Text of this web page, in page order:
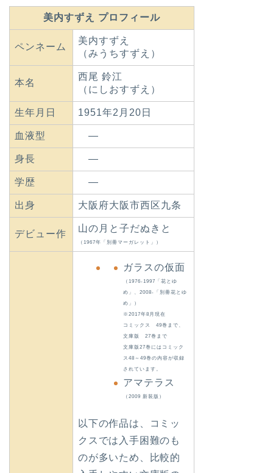
美内すずえ プロフィール
ペンネーム
美内すずえ
（みうちすずえ）
本名
西尾 鈴江
（にしおすずえ）
生年月日 1951年2月20日
血液型 ―
身長 ―
学歴 ―
出身 大阪府大阪市西区九条
デビュー作
山の月と子だぬきと
（1967年「別冊マーガレット」）
ガラスの仮面
（1976-1997「花とゆ
め」、2008-「別冊花とゆ
め」）
※2017年8月現在
コミックス 49巻まで、
文庫版 27巻まで
文庫版27巻にはコミック
ス48～49巻の内容が収録
されています。
アマテラス
（2009 新装版）
以下の作品は、コミッ
クスでは入手困難のも
のが多いため、比較的